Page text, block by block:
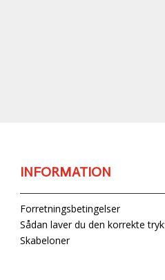
INFORMATION
Forretningsbetingelser
Sådan laver du den korrekte
Skabeloner